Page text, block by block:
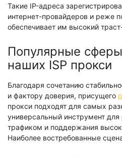
Такие IP-адреса
интернет-провайдеров и реже
обеспечивает им высокий
Популярные
наших ISP прокси
Благодаря сочетанию
и фактору доверия, присущего
прокси подходят для самых
универсальный инструмент для
трафиком и поддержания
Наиболее востребованные